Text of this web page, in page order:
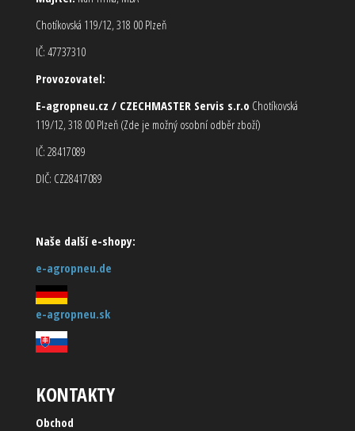
Chotíkovská 119/12, 318 00 Plzeň
IČ: 47737310
Provozovatel:
E-agropneu.cz / CZECHMASTER Servis s.r.o Chotíkovská
119/12, 318 00 Plzeň (Zde je možný osobní odběr zboží)
IČ: 28417089
DIČ: CZ28417089
Naše další e-shopy:
e-agropneu.de
e-agropneu.sk
KONTAKTY
Obchod